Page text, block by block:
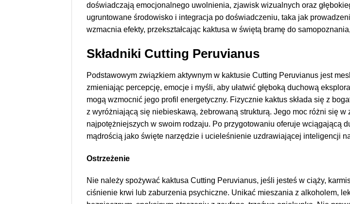
doświadczają emocjonalnego uwolnienia, zjawisk wizualnych oraz
ugruntowane środowisko i integracja po doświadczeniu, taka jak
wzmacnia efekty, przekształcając kaktusa w świętą bramę do
Składniki Cutting Peruvianus
Podstawowym związkiem aktywnym w kaktusie Cutting Peruvianus jest
zmieniając percepcję, emocje i myśli, aby ułatwić głęboką duchową
mogą wzmocnić jego profil energetyczny. Fizycznie kaktus składa się z
z wyróżniającą się niebieskawą, żebrowaną strukturą. Jego moc różni się
najpotężniejszych w swoim rodzaju. Po przygotowaniu oferuje wciągającą
mądrością jako święte narzędzie i ucieleśnienie uzdrawiającej inteligencji
Ostrzeżenie
Nie należy spożywać kaktusa Cutting Peruvianus, jeśli jesteś w ciąży,
ciśnienie krwi lub zaburzenia psychiczne. Unikać mieszania z alkoholem,